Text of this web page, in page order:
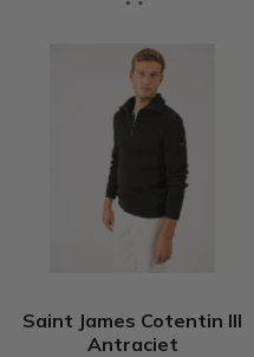
Saint James Cotentin III
Antraciet